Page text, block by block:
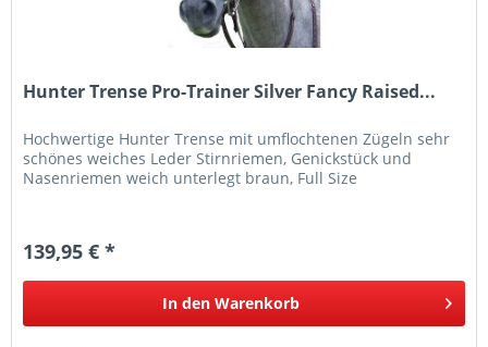
Hunter Trense Pro-Trainer Silver Fancy Raised...
Hochwertige Hunter Trense mit umflochtenen Zügeln sehr
schönes weiches Leder Stirnriemen, Genickstück und
Nasenriemen weich unterlegt braun, Full Size
139,95 € *
In den Warenkorb